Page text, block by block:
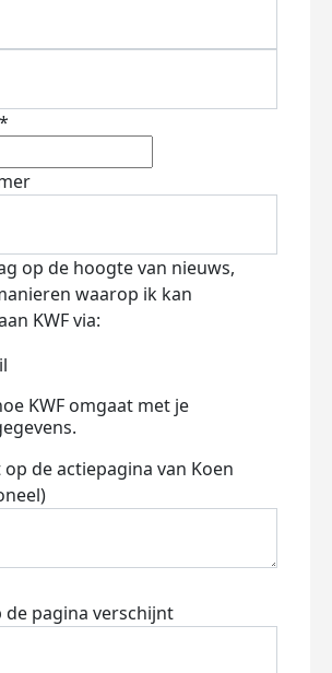
op de hoogte van nieuws,
waarop ik kan
KWF via:
KWF omgaat met je
de actiepagina van Koen
de pagina verschijnt